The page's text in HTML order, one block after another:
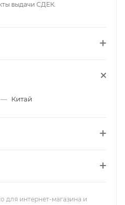
выдачи СДЕК.
— Китай
для интернет-магазина и